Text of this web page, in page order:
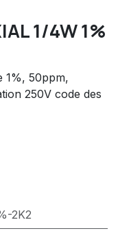
1/4W 1%
1%, 50ppm,
250V code des
2K2